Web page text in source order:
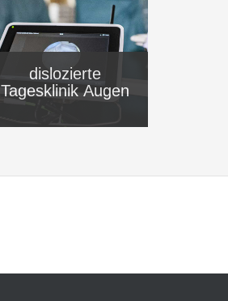
dislozierte
Tagesklinik Augen